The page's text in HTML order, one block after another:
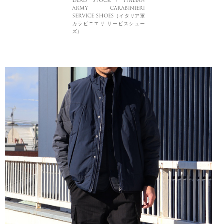
ARMY CARABINIERI
SERVICE SHOES（イタリア軍
カラビニエリ サービスシュー
ズ）